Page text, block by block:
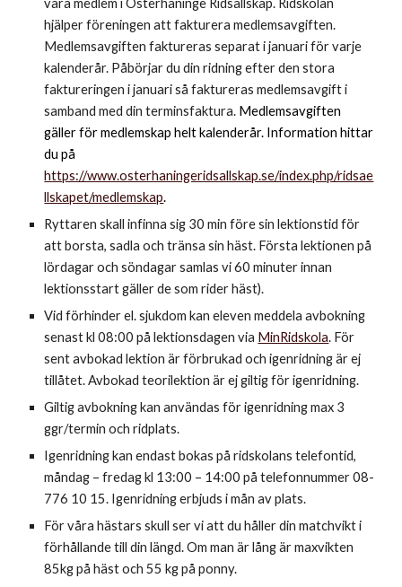
vara medlem i Österhaninge Ridsällskap. Ridskolan
hjälper föreningen att fakturera medlemsavgiften.
Medlemsavgiften faktureras separat i januari för varje
kalenderår. Påbörjar du din ridning efter den stora
faktureringen i januari så faktureras medlemsavgift i
samband med din terminsfaktura. Medlemsavgiften
gäller för medlemskap helt kalenderår. Information hittar
du på
https://www.osterhaningeridsallskap.se/index.php/ridsae
llskapet/medlemskap.
Ryttaren skall infinna sig 30 min före sin lektionstid för
att borsta, sadla och tränsa sin häst. Första lektionen på
lördagar och söndagar samlas vi 60 minuter innan
lektionsstart gäller de som rider häst).
Vid förhinder el. sjukdom kan eleven meddela avbokning
senast kl 08:00 på lektionsdagen via MinRidskola. För
sent avbokad lektion är förbrukad och igenridning är ej
tillåtet. Avbokad teorilektion är ej giltig för igenridning.
Giltig avbokning kan användas för igenridning max 3
ggr/termin och ridplats.
Igenridning kan endast bokas på ridskolans telefontid,
måndag – fredag kl 13:00 – 14:00 på telefonnummer 08-
776 10 15. Igenridning erbjuds i mån av plats.
För våra hästars skull ser vi att du håller din matchvikt i
förhållande till din längd. Om man är lång är maxvikten
85kg på häst och 55 kg på ponny.